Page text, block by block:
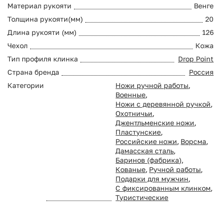
Материал рукояти
Венге
Толщина рукояти(мм)
20
Длина рукояти (мм)
126
Чехол
Кожа
Тип профиля клинка
Drop Point
Страна бренда
Россия
Категории
Ножи ручной работы,
Военные,
Ножи с деревянной ручкой,
Охотничьи,
Джентльменские ножи,
Пластунские,
Российские ножи, Ворсма,
Дамасская сталь,
Баринов (фабрика),
Кованые, Ручной работы,
Подарки для мужчин,
С фиксированным клинком,
Туристические